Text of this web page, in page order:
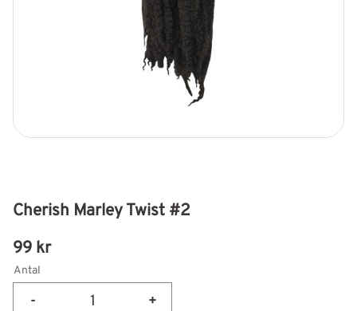
Cherish Marley Twist #2
99 kr
Antal
+
-